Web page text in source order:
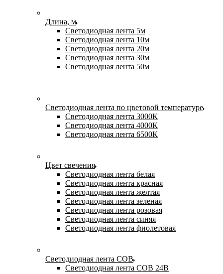
Длина, м
Светодиодная лента 5м
Светодиодная лента 10м
Светодиодная лента 20м
Светодиодная лента 30м
Светодиодная лента 50м
Светодиодная лента по цветовой температуре
Светодиодная лента 3000К
Светодиодная лента 4000К
Светодиодная лента 6500К
Цвет свечения
Светодиодная лента белая
Светодиодная лента красная
Светодиодная лента желтая
Светодиодная лента зеленая
Светодиодная лента розовая
Светодиодная лента синяя
Светодиодная лента фиолетовая
Светодиодная лента COB
Светодиодная лента COB 24В